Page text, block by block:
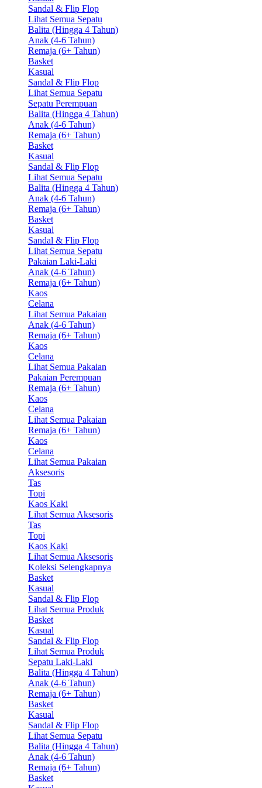
Sandal & Flip Flop
Lihat Semua Sepatu
Balita (Hingga 4 Tahun)
Anak (4-6 Tahun)
Remaja (6+ Tahun)
Basket
Kasual
Sandal & Flip Flop
Lihat Semua Sepatu
Sepatu Perempuan
Balita (Hingga 4 Tahun)
Anak (4-6 Tahun)
Remaja (6+ Tahun)
Basket
Kasual
Sandal & Flip Flop
Lihat Semua Sepatu
Balita (Hingga 4 Tahun)
Anak (4-6 Tahun)
Remaja (6+ Tahun)
Basket
Kasual
Sandal & Flip Flop
Lihat Semua Sepatu
Pakaian Laki-Laki
Anak (4-6 Tahun)
Remaja (6+ Tahun)
Kaos
Celana
Lihat Semua Pakaian
Anak (4-6 Tahun)
Remaja (6+ Tahun)
Kaos
Celana
Lihat Semua Pakaian
Pakaian Perempuan
Remaja (6+ Tahun)
Kaos
Celana
Lihat Semua Pakaian
Remaja (6+ Tahun)
Kaos
Celana
Lihat Semua Pakaian
Aksesoris
Tas
Topi
Kaos Kaki
Lihat Semua Aksesoris
Tas
Topi
Kaos Kaki
Lihat Semua Aksesoris
Koleksi Selengkapnya
Basket
Kasual
Sandal & Flip Flop
Lihat Semua Produk
Basket
Kasual
Sandal & Flip Flop
Lihat Semua Produk
Sepatu Laki-Laki
Balita (Hingga 4 Tahun)
Anak (4-6 Tahun)
Remaja (6+ Tahun)
Basket
Kasual
Sandal & Flip Flop
Lihat Semua Sepatu
Balita (Hingga 4 Tahun)
Anak (4-6 Tahun)
Remaja (6+ Tahun)
Basket